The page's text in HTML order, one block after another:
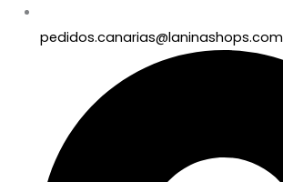
pedidos.canarias@laninashops.com